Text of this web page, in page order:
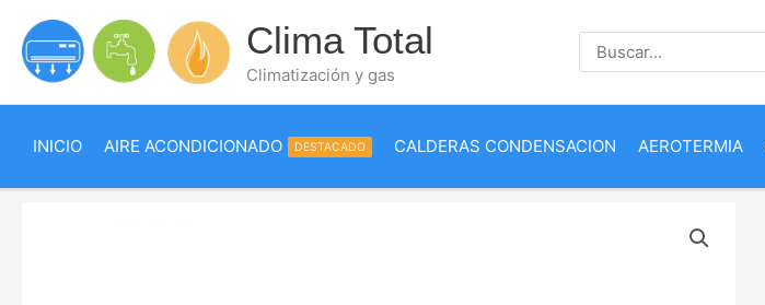
contenido
Clima Total
Climatización y gas
Buscar
por:
INICIO AIRE ACONDICIONADO DESTACADO CALDERAS CONDENSACION AEROTERMIA